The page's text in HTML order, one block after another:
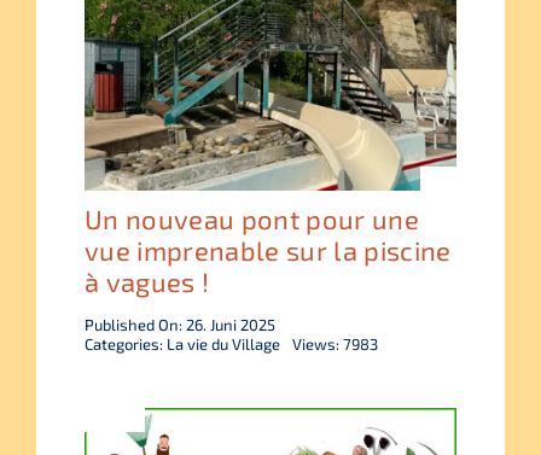
Un nouveau pont pour une
vue imprenable sur la piscine
à vagues !
Published On: 26. Juni 2025
Categories: La vie du Village Views: 7983